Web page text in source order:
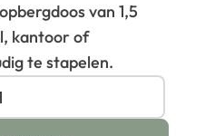
van 1,5
kantoor of
te stapelen.